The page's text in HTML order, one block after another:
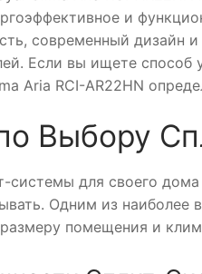
и
современный дизайн
Если вы ищете
Aria RCI-AR22HN
Выбору
системы для своего
Одним из
размеру помещения и